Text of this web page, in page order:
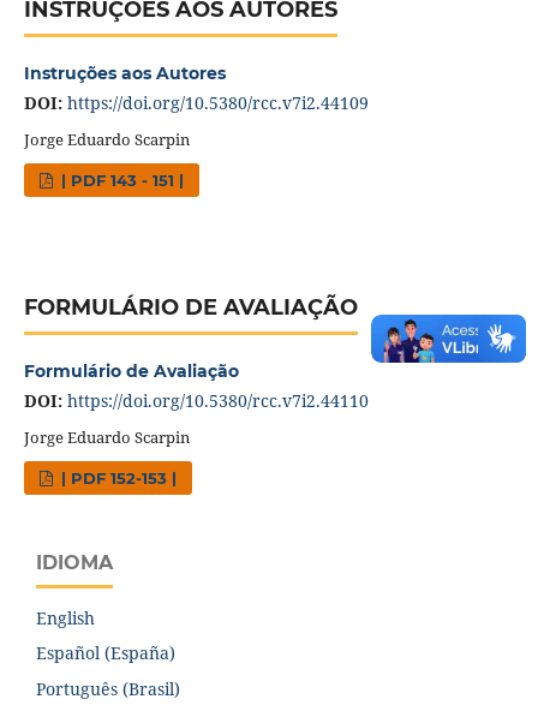
INSTRUÇÕES AOS AUTORES
Instruções aos Autores
DOI: https://doi.org/10.5380/rcc.v7i2.44109
Jorge Eduardo Scarpin
| PDF 143 - 151 |
FORMULÁRIO DE AVALIAÇÃO
Formulário de Avaliação
DOI: https://doi.org/10.5380/rcc.v7i2.44110
Jorge Eduardo Scarpin
| PDF 152-153 |
IDIOMA
English
Español (España)
Português (Brasil)